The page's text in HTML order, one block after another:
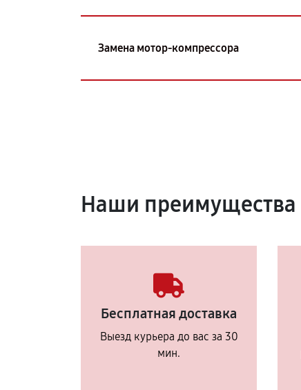
Замена мотор-компрессора
Наши преимущества
Бесплатная доставка
Выезд курьера до вас за 30
мин.